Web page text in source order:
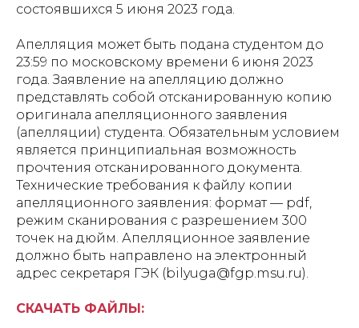
состоявшихся 5 июня 2023 года.
Апелляция может быть подана студентом до
23:59 по московскому времени 6 июня 2023
года. Заявление на апелляцию должно
представлять собой отсканированную копию
оригинала апелляционного заявления
(апелляции) студента. Обязательным условием
является принципиальная возможность
прочтения отсканированного документа.
Технические требования к файлу копии
апелляционного заявления: формат — pdf,
режим сканирования с разрешением 300
точек на дюйм. Апелляционное заявление
должно быть направлено на электронный
адрес секретаря ГЭК (bilyuga@fgp.msu.ru).
СКАЧАТЬ ФАЙЛЫ: